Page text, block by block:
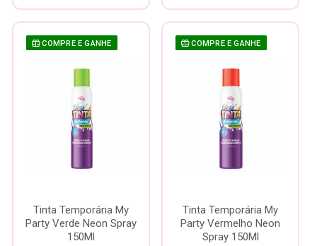
COMPRE E GANHE
Tinta Temporária My
Party Verde Neon Spray
150Ml
COMPRE E GANHE
Tinta Temporária My
Party Vermelho Neon
Spray 150Ml